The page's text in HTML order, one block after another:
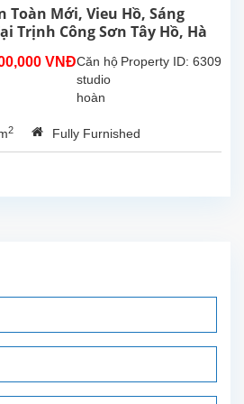
Toàn Mới, Vieu Hồ, Sáng
Trịnh Công Sơn Tây Hồ, Hà
VNĐ Property ID: 6309
Căn hộ
studio
hoàn
mới tại
Trịnh
hoạt
nội thất
mới
sàng
2 Fully Furnished